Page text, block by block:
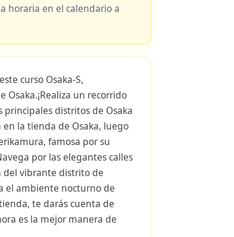
horaria en el calendario a
curso Osaka-S,
Osaka.¡Realiza un recorrido
distritos de Osaka
la tienda de Osaka, luego
famosa por su
por las elegantes calles
del vibrante distrito de
el ambiente nocturno de
te darás cuenta de
es la mejor manera de